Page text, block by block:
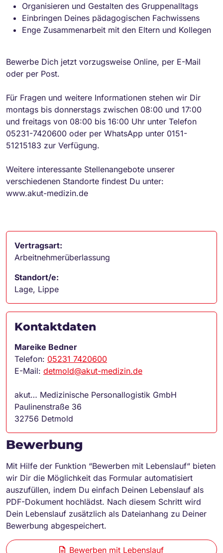
Organisieren und Gestalten des Gruppenalltags
Einbringen Deines pädagogischen Fachwissens
Enge Zusammenarbeit mit den Eltern und Kollegen
Bewerbe Dich jetzt vorzugsweise Online, per E-Mail
oder per Post.
Für Fragen und weitere Informationen stehen wir Dir
montags bis donnerstags zwischen 08:00 und 17:00
und freitags von 08:00 bis 16:00 Uhr unter Telefon
05231-7420600 oder per WhatsApp unter 0151-
51215183 zur Verfügung.
Weitere interessante Stellenangebote unserer
verschiedenen Standorte findest Du unter:
www.akut-medizin.de
Vertragsart:
Arbeitnehmerüberlassung
Standort/e:
Lage, Lippe
Kontaktdaten
Mareike Bedner
Telefon: 05231 7420600
E-Mail: detmold@akut-medizin.de
akut… Medizinische Personallogistik GmbH
Paulinenstraße 36
32756 Detmold
Bewerbung
Mit Hilfe der Funktion “Bewerben mit Lebenslauf“ bieten
wir Dir die Möglichkeit das Formular automatisiert
auszufüllen, indem Du einfach Deinen Lebenslauf als
PDF-Dokument hochlädst. Nach diesem Schritt wird
Dein Lebenslauf zusätzlich als Dateianhang zu Deiner
Bewerbung abgespeichert.
Bewerben mit Lebenslauf